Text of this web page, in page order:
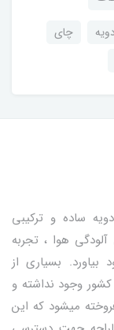
چای
با تنوع بیش از 300 نوع ادویه ساده و ترکیبی
هوا ، تجربه
بسیاری از
وجود نداشته و
میشود که این